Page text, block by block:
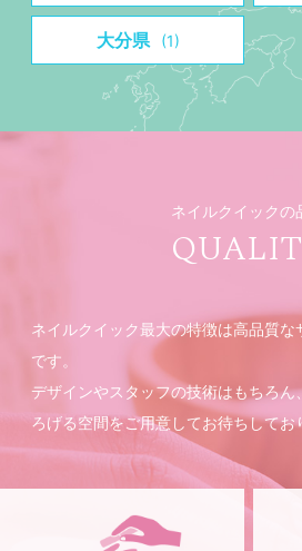
大分県 (1)
ネイルクイックの
ネイルクイック最大の特徴は高品質な
です。
デザインやスタッフの技術はもちろ
ろげる空間をご用意してお待ちしてお